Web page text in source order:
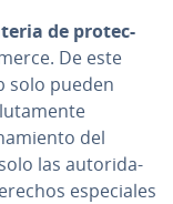
de pro­te­c­
De este
solo pueden
del
las au­to­ri­da­
es­pe­cia­les